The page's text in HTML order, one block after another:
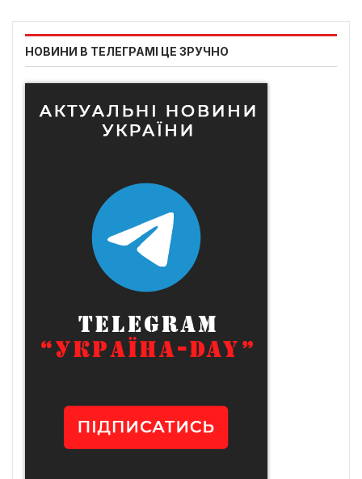
НОВИНИ В ТЕЛЕГРАМІ ЦЕ ЗРУЧНО